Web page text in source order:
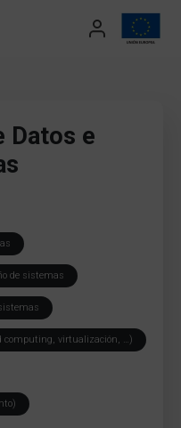
Datos e
de sistemas
computing, virtualización, …)